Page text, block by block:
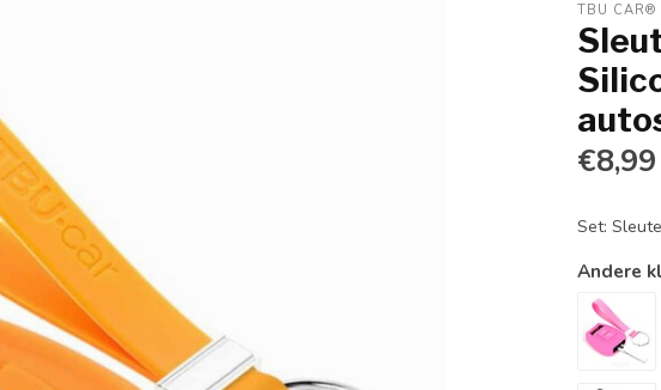
TBU CAR®
€8,99
Set:
Andere